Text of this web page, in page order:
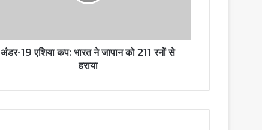
अंडर-19 एशिया कप: भारत ने जापान को 211 रनों से
हराया